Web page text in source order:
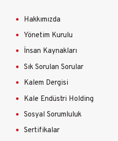
Hakkımızda
Yönetim Kurulu
İnsan Kaynakları
Sık Sorulan Sorular
Kalem Dergisi
Kale Endüstri Holding
Sosyal Sorumluluk
Sertifikalar